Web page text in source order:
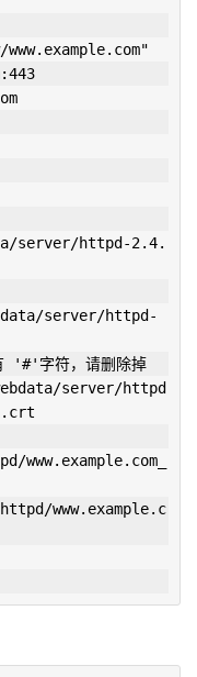
server/httpd-2.4.
server/httpd-
'#'字符，请删除掉
server/httpd
www.example.c